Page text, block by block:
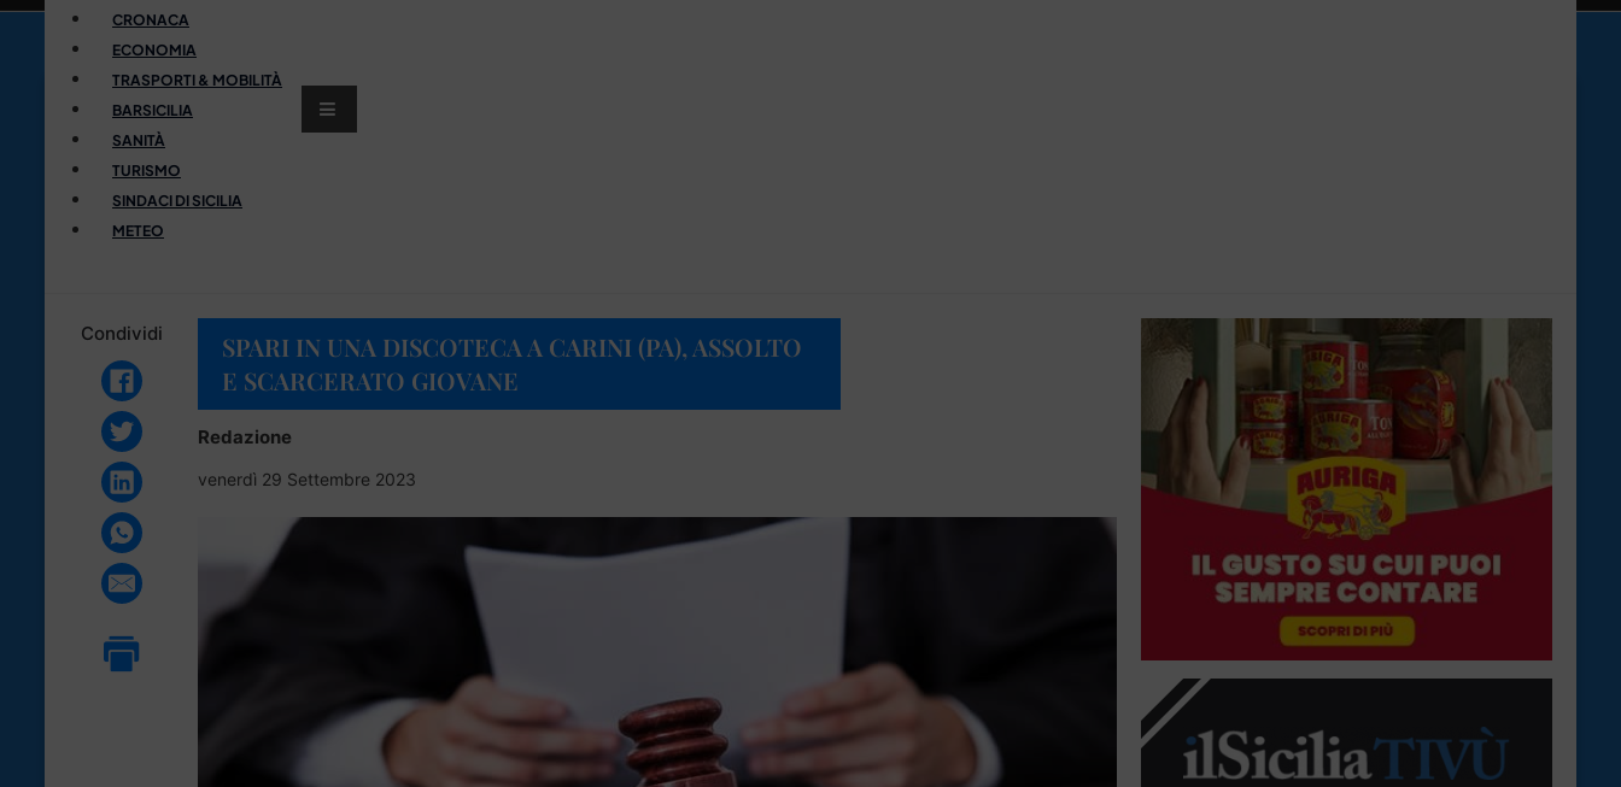
CRONACA
ECONOMIA
TRASPORTI & MOBILITÀ
BARSICILIA
SANITÀ
TURISMO
SINDACI DI SICILIA
METEO
Condividi
SPARI IN UNA DISCOTECA A CARINI (PA), ASSOLTO
E SCARCERATO GIOVANE
Redazione
venerdì 29 Settembre 2023